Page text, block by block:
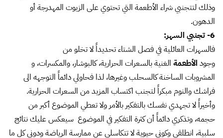
وذلك لتتجنبي شراء الأطعمة التي تحتوي على الزيوت المهدرجة أو
الدهون.
6- تجنبي السهر:
فالسهرات العائلية في فصل الشتاء تحديداً لا تخلو من
وجود الأطعمة الغنية بالسعرات الحرارية، كالبوشار، والمكسرات، و
المشروبات الساخنة كالسحلب وغيرها، لذا فحاولي دائماً التوجهه الى
فراشك والنوم مبكراً لتجنب اكتساب المزيد من السعرات الحرارية.
وأخيراً لا تجهدي نفسك بالتفكير بالأمر ولا تعطي الموضوع أكبر من
حجمه، وتذكري دائماً أن كثرة التفكير في الموضوع سيعكس عليك نتائج
سلبية، انطلقي وكوني حيوية لا تتكاسلي عن ممارسة الرياضة ودوني كل ما